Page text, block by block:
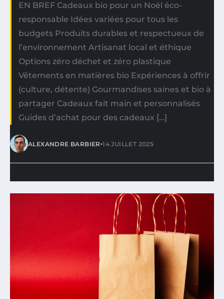
EN BREF Cadeaux bio pour un Noël éco-
responsable Idées variées pour tous les
budgets Produits durables et respectueux de
l’environnement Artisanat local et éthique
Options zéro déchet et zéro plastique
Vêtements en matières bio Expériences à offrir
(culture, détente) Gourmandises saines et bio à
partager Cadeaux fait main et personnalisés
Guides d’achat pour des cadeaux […]
ALEXANDRE BARBIER•14 JUILLET 2025